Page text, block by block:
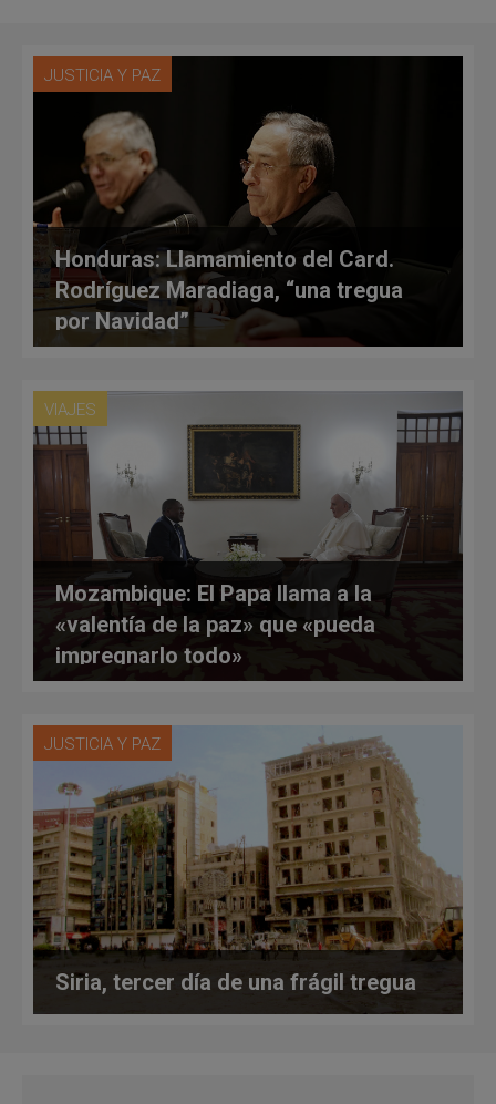
JUSTICIA Y PAZ
Honduras: Llamamiento del Card.
Rodríguez Maradiaga, “una tregua
por Navidad”
VIAJES
Mozambique: El Papa llama a la
«valentía de la paz» que «pueda
impregnarlo todo»
JUSTICIA Y PAZ
Siria, tercer día de una frágil tregua